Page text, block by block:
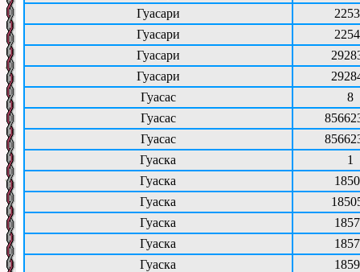
Гуасари
Гуасари
Гуасари
Гуасари
Гуасас
8
Гуасас
Гуасас
Гуаска
1
Гуаска
Гуаска
Гуаска
Гуаска
Гуаска